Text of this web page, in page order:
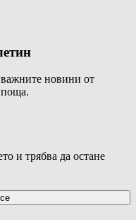
новини от
и трябва да остане